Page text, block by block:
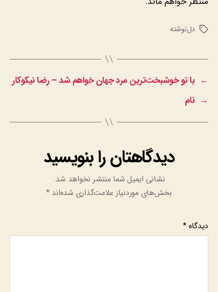
برچسب‌ها
دل‌نوشته
← با تو خوشبخت‌ترین مرد جهان خواهم شد – رضا نیکوکار
→ نام
دیدگاهتان را بنویسید
نشانی ایمیل شما منتشر نخواهد شد.
بخش‌های موردنیاز علامت‌گذاری شده‌اند*
دیدگاه*